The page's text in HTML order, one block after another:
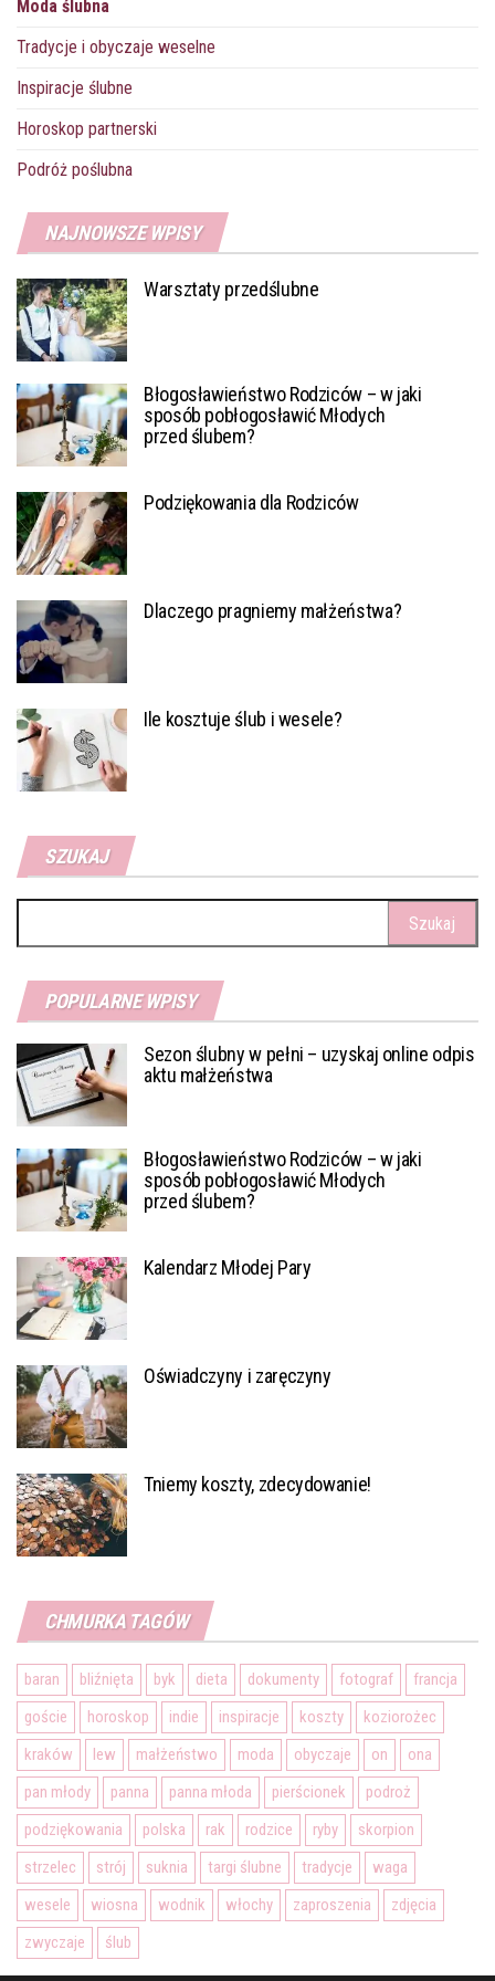
Moda ślubna
Tradycje i obyczaje weselne
Inspiracje ślubne
Horoskop partnerski
Podróż poślubna
NAJNOWSZE WPISY
Warsztaty przedślubne
Błogosławieństwo Rodziców – w jaki
sposób pobłogosławić Młodych
przed ślubem?
Podziękowania dla Rodziców
Dlaczego pragniemy małżeństwa?
Ile kosztuje ślub i wesele?
SZUKAJ
POPULARNE WPISY
Sezon ślubny w pełni – uzyskaj online odpis
aktu małżeństwa
Błogosławieństwo Rodziców – w jaki
sposób pobłogosławić Młodych
przed ślubem?
Kalendarz Młodej Pary
Oświadczyny i zaręczyny
Tniemy koszty, zdecydowanie!
CHMURKA TAGÓW
baran bliźnięta byk dieta dokumenty fotograf
francja
goście
horoskop indie inspiracje koszty
koziorożec
kraków
lew małżeństwo moda obyczaje on
ona
pan młody
panna panna młoda pierścionek
podroż
podziękowania
polska rak rodzice ryby
skorpion
strzelec
strój suknia targi ślubne tradycje
waga
wesele
wiosna wodnik włochy zaproszenia
zdjęcia
zwyczaje
ślub